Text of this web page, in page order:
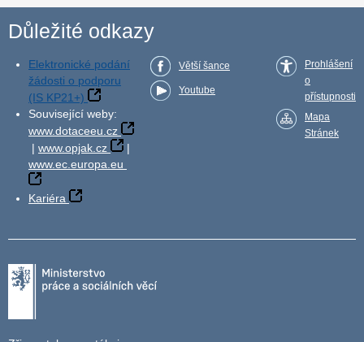
Důležité odkazy
Elektronické podání
žádosti o podporu
(IS KP21+)
Související weby:
www.dotaceeu.cz
| www.opjak.cz
|
www.ec.europa.eu
Kariéra
Větší šance
Youtube
Prohlášení
o
přístupnosti
Mapa
Stránek